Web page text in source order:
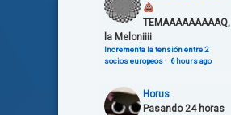
TEMAAAAAAAAAQ,
la Meloniiii
Incrementa la tensión entre 2
socios europeos· 6 hours ago
Horus
Pasando 24 horas